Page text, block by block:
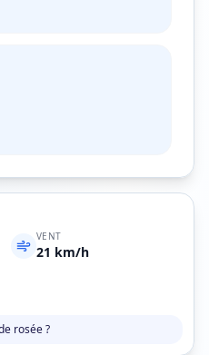
VENT
21 km/h
rosée ?